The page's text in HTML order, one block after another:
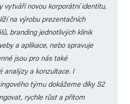
vytváří novou korporátní identitu,
na výrobu prezentačních
branding jednotlivých klinik
a aplikace, nebo spravuje
jsou pro nás také
analýzy a konzultace. I
týmu dokážeme díky S2
rychle růst a přitom